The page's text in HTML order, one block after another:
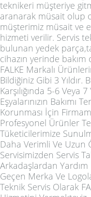
teknikeri müşteriye
aranarak müsait olup
müşterimiz müsait ve
hizmeti verilir. Servis
bulunan yedek
cihazın yerinde
FALKE Markalı
Bildiğiniz Gibi 3 Yıldır.
Karşılığında 5-6 Veya
Eşyalarınızın Bakımı
Korunması İçin
Profesyonel Ürünler
Tüketicilerimize
Daha Verimli Ve Uzun
Servisimizden Servis
Arkadaşlardan Yardım
Geçen Merka Ve
Teknik Servis Olarak